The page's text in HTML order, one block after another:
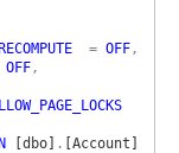
= OFF
OFF
[dbo] .